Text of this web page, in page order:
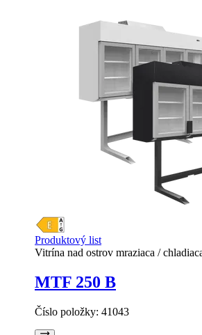
Produktový list
Vitrína nad ostrov mraziaca /
MTF 250 B
Číslo položky: 41043